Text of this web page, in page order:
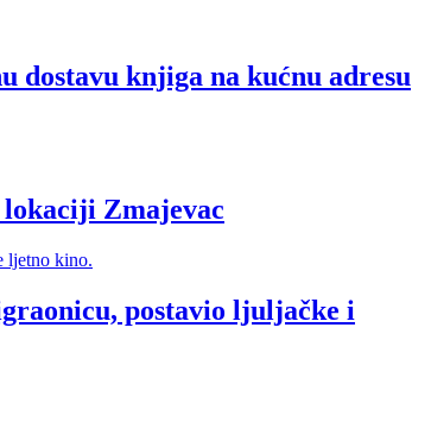
dostavu knjiga na kućnu adresu
Zmajevac
postavio ljuljačke i